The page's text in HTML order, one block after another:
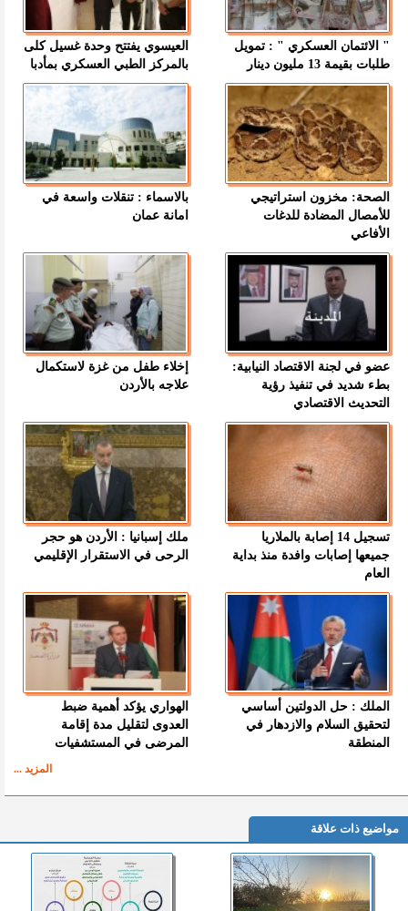
" الائتمان العسكري " : تمويل
طلبات بقيمة 13 مليون دينار
العيسوي يفتتح وحدة غسيل كلى
بالمركز الطبي العسكري بمأدبا
الصحة: مخزون استراتيجي
للأمصال المضادة للدغات
الأفاعي
بالاسماء : تنقلات واسعة في
امانة عمان
عضو في لجنة الاقتصاد النيابية:
بطء شديد في تنفيذ رؤية
التحديث الاقتصادي
إخلاء طفل من غزة لاستكمال
علاجه بالأردن
تسجيل 14 إصابة بالملاريا
جميعها إصابات وافدة منذ بداية
العام
ملك إسبانيا : الأردن هو حجر
الرحى في الاستقرار الإقليمي
الملك : حل الدولتين أساسي
لتحقيق السلام والازدهار في
المنطقة
الهواري يؤكد أهمية ضبط
العدوى لتقليل مدة إقامة
المرضى في المستشفيات
المزيد ...
مواضيع ذات علاقة